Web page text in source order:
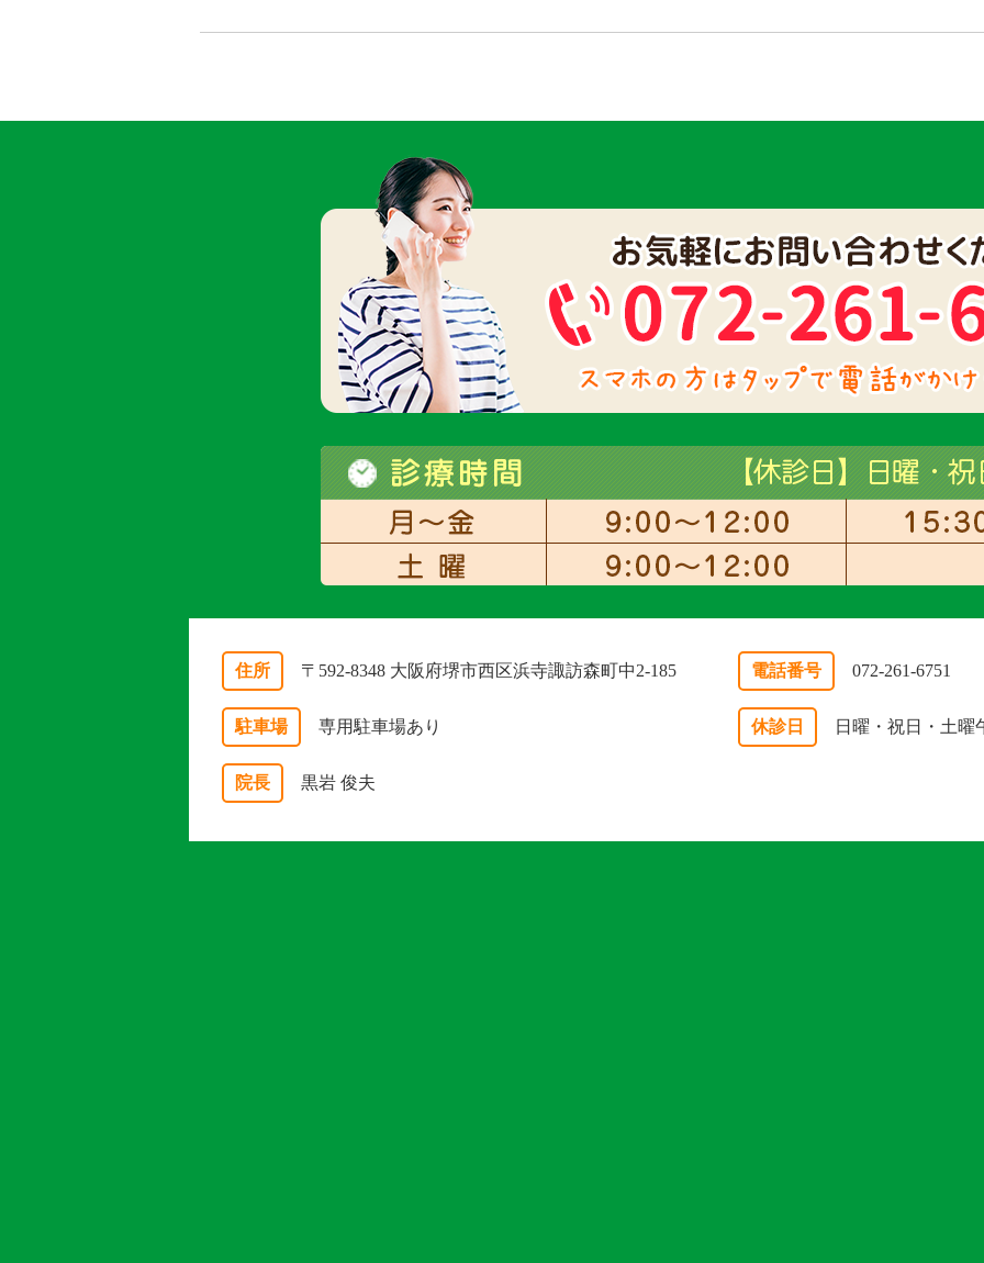
住所 〒592-8348 大阪府堺市西区浜寺諏訪森町中2-185 電話番号 072-261-6751
駐車場 専用駐車場あり 休診日 日曜・祝日・土曜
院長 黒岩 俊夫